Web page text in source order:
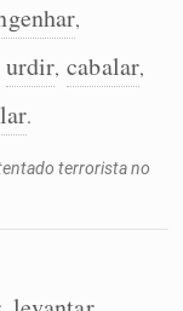
,
urdir, cabalar,
.
terrorista no